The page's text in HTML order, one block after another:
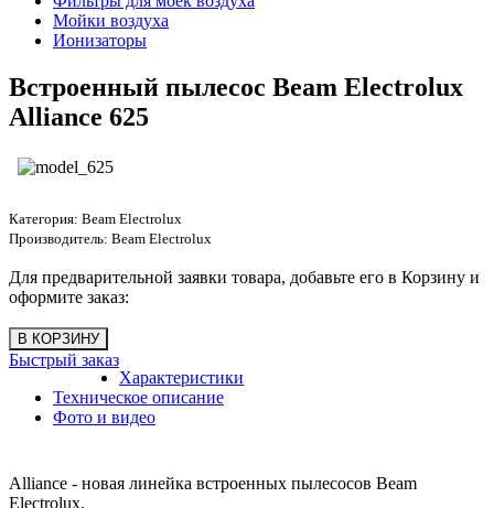
Мойки воздуха
Ионизаторы
Встроенный пылесос Beam Electrolux
Alliance 625
Категория: Beam Electrolux
Производитель: Beam Electrolux
Для предварительной заявки товара, добавьте его в Корзину и
оформите заказ:
Быстрый заказ
Характеристики
Техническое описание
Фото и видео
Alliance - новая линейка встроенных пылесосов Beam
Electrolux.